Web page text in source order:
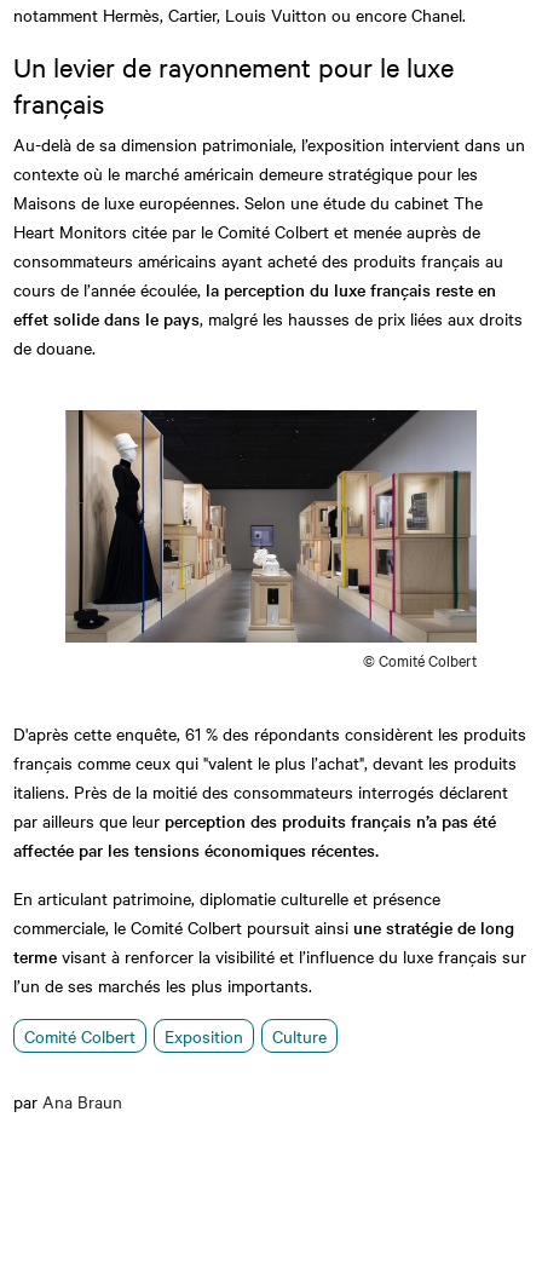
notamment Hermès, Cartier, Louis Vuitton ou encore Chanel.
Un levier de rayonnement pour le luxe
français
Au-delà de sa dimension patrimoniale, l’exposition intervient dans un
contexte où le marché américain demeure stratégique pour les
Maisons de luxe européennes. Selon une étude du cabinet The
Heart Monitors citée par le Comité Colbert et menée auprès de
consommateurs américains ayant acheté des produits français au
cours de l’année écoulée, la perception du luxe français reste en
effet solide dans le pays, malgré les hausses de prix liées aux droits
de douane.
© Comité Colbert
D'après cette enquête, 61 % des répondants considèrent les produits
français comme ceux qui "valent le plus l’achat", devant les produits
italiens. Près de la moitié des consommateurs interrogés déclarent
par ailleurs que leur perception des produits français n’a pas été
affectée par les tensions économiques récentes.
En articulant patrimoine, diplomatie culturelle et présence
commerciale, le Comité Colbert poursuit ainsiune stratégie de long
terme visant à renforcer la visibilité et l’influence du luxe français sur
l’un de ses marchés les plus importants.
Comité Colbert Exposition Culture
parAna Braun